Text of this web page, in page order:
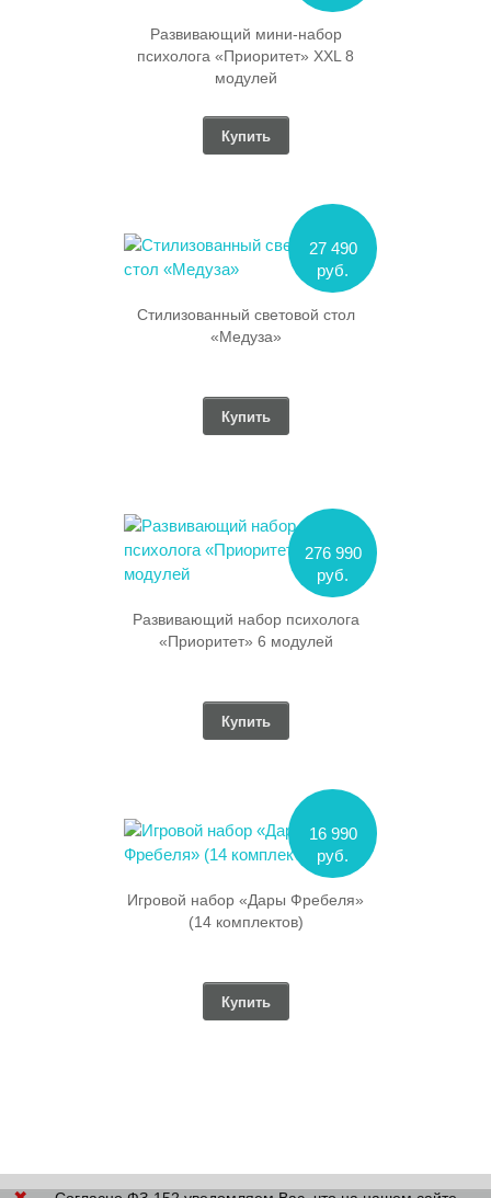
Развивающий мини-набор
психолога «Приоритет» XXL 8
модулей
Купить
27 490
руб.
Стилизованный световой стол
«Медуза»
Купить
276 990
руб.
Развивающий набор психолога
«Приоритет» 6 модулей
Купить
16 990
руб.
Игровой набор «Дары Фребеля»
(14 комплектов)
Купить